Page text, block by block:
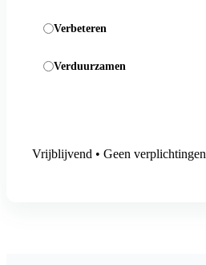
Verbeteren
Verduurzamen
Vrijblijvend • Geen verplichtingen